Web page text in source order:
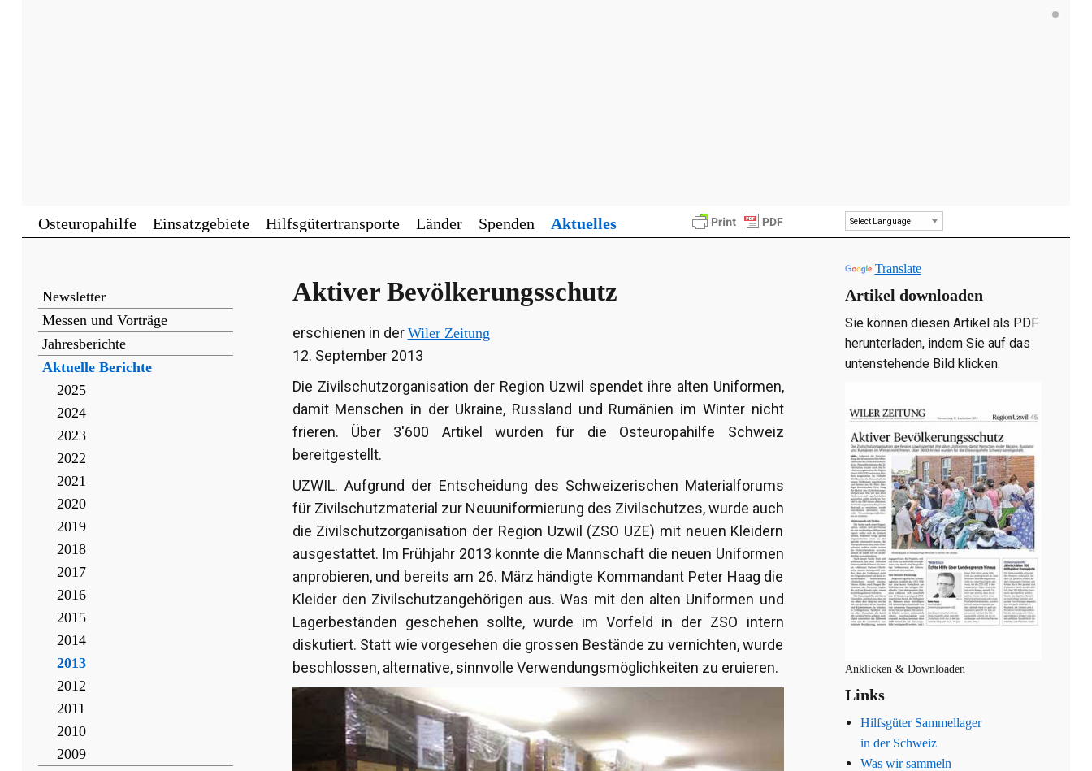
Osteuropahilfe Einsatzgebiete Hilfsgütertransporte Länder Spenden Aktuelles
Newsletter
Messen und Vorträge
Jahresberichte
Aktuelle Berichte
2025
2024
2023
2022
2021
2020
2019
2018
2017
2016
2015
2014
2013
2012
2011
2010
2009
Aktiver Bevölkerungsschutz
erschienen in der Wiler Zeitung
12. September 2013
Die Zivilschutzorganisation der Region Uzwil spendet ihre alten Uniformen,
damit Menschen in der Ukraine, Russland und Rumänien im Winter nicht
frieren. Über 3'600 Artikel wurden für die Osteuropahilfe Schweiz
bereitgestellt.
UZWIL. Aufgrund der Entscheidung des Schweizerischen Materialforums
für Zivilschutzmaterial zur Neuuniformierung des Zivilschutzes, wurde auch
die Zivilschutzorganisation der Region Uzwil (ZSO UZE) mit neuen Kleidern
ausgestattet. Im Frühjahr 2013 konnte die Mannschaft die neuen Uniformen
anprobieren, und bereits am 26. März händigte Kommandant Peter Haag die
Kleider den Zivilschutzangehörigen aus. Was mit den alten Uniformen und
Lagerbeständen geschehen sollte, wurde im Vorfeld in der ZSO intern
diskutiert. Statt wie vorgesehen die grossen Bestände zu vernichten, wurde
beschlossen, alternative, sinnvolle Verwendungsmöglichkeiten zu eruieren.
Translate
Artikel downloaden
Sie können diesen Artikel als PDF
herunterladen, indem Sie auf das
untenstehende Bild klicken.
Anklicken & Downloaden
Links
Hilfsgüter Sammellager
in der Schweiz
Was wir sammeln